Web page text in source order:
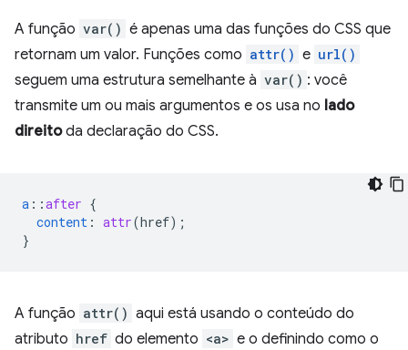
A função var() é apenas uma das funções do CSS que
retornam um valor. Funções como attr() e url()
seguem uma estrutura semelhante à var() : você
transmite um ou mais argumentos e os usa no lado
direitoda declaração do CSS.
a ::after {
content : attr(href);
}
A função attr() aqui está usando o conteúdo do
atributo href do elemento <a> e o definindo como o